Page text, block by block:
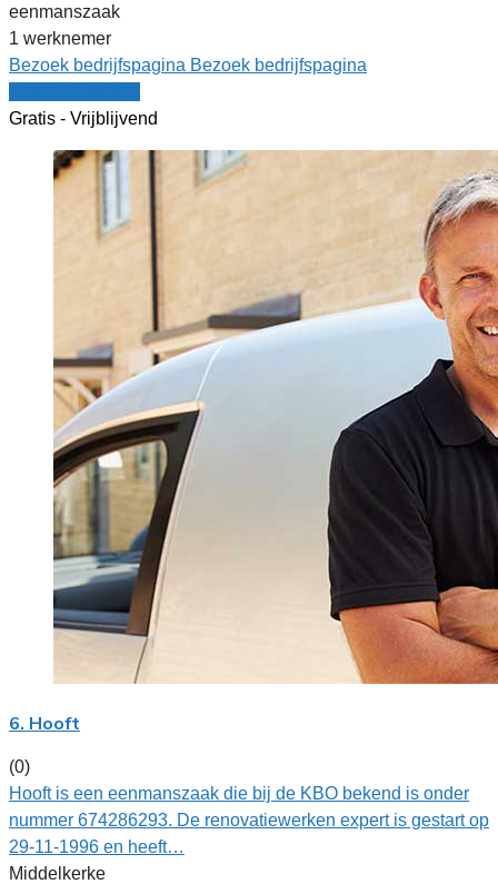
eenmanszaak
1 werknemer
Bezoek bedrijfspagina Bezoek bedrijfspagina
Gratis - Vrijblijvend
6. Hooft
(0)
Hooft is een eenmanszaak die bij de KBO bekend is onder
nummer 674286293. De renovatiewerken expert is gestart op
29-11-1996 en heeft…
Middelkerke